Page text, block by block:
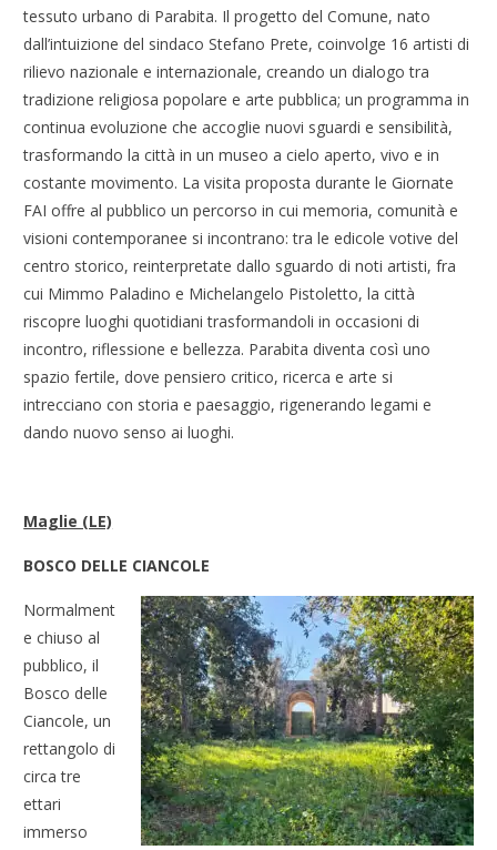
tessuto urbano di Parabita. Il progetto del Comune, nato
dall’intuizione del sindaco Stefano Prete, coinvolge 16 artisti di
rilievo nazionale e internazionale, creando un dialogo tra
tradizione religiosa popolare e arte pubblica; un programma in
continua evoluzione che accoglie nuovi sguardi e sensibilità,
trasformando la città in un museo a cielo aperto, vivo e in
costante movimento. La visita proposta durante le Giornate
FAI offre al pubblico un percorso in cui memoria, comunità e
visioni contemporanee si incontrano: tra le edicole votive del
centro storico, reinterpretate dallo sguardo di noti artisti, fra
cui Mimmo Paladino e Michelangelo Pistoletto, la città
riscopre luoghi quotidiani trasformandoli in occasioni di
incontro, riflessione e bellezza. Parabita diventa così uno
spazio fertile, dove pensiero critico, ricerca e arte si
intrecciano con storia e paesaggio, rigenerando legami e
dando nuovo senso ai luoghi.
Maglie (LE)
BOSCO DELLE CIANCOLE
Normalment
e chiuso al
pubblico, il
Bosco delle
Ciancole, un
rettangolo di
circa tre
ettari
immerso